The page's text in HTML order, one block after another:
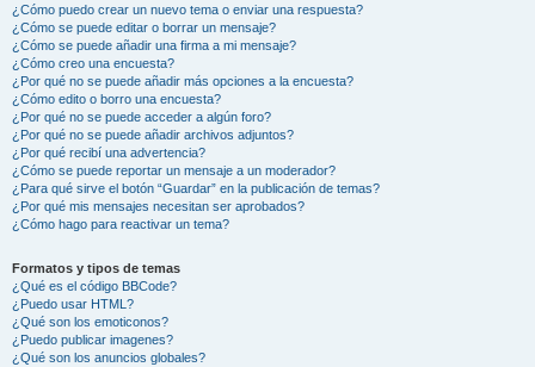
¿Cómo puedo crear un nuevo tema o enviar una respuesta?
¿Cómo se puede editar o borrar un mensaje?
¿Cómo se puede añadir una firma a mi mensaje?
¿Cómo creo una encuesta?
¿Por qué no se puede añadir más opciones a la encuesta?
¿Cómo edito o borro una encuesta?
¿Por qué no se puede acceder a algún foro?
¿Por qué no se puede añadir archivos adjuntos?
¿Por qué recibí una advertencia?
¿Cómo se puede reportar un mensaje a un moderador?
¿Para qué sirve el botón “Guardar” en la publicación de temas?
¿Por qué mis mensajes necesitan ser aprobados?
¿Cómo hago para reactivar un tema?
Formatos y tipos de temas
¿Qué es el código BBCode?
¿Puedo usar HTML?
¿Qué son los emoticonos?
¿Puedo publicar imagenes?
¿Qué son los anuncios globales?